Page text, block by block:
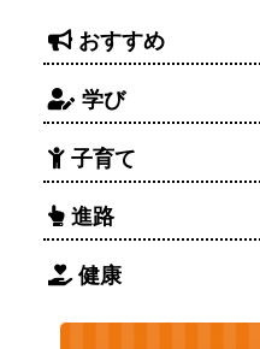
おすすめ
学び
子育て
進路
健康